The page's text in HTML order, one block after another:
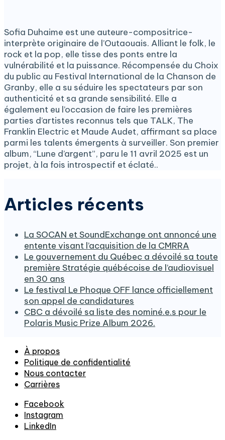
Sofia Duhaime est une auteure-compositrice-
interprète originaire de l’Outaouais. Alliant le folk, le
rock et la pop, elle tisse des ponts entre la
vulnérabilité et la puissance. Récompensée du Choix
du public au Festival International de la Chanson de
Granby, elle a su séduire les spectateurs par son
authenticité et sa grande sensibilité. Elle a
également eu l’occasion de faire les premières
parties d’artistes reconnus tels que TALK, The
Franklin Electric et Maude Audet, affirmant sa place
parmi les talents émergents à surveiller. Son premier
album, “Lune d’argent”, paru le 11 avril 2025 est un
projet, à la fois introspectif et éclaté..
Articles récents
La SOCAN et SoundExchange ont annoncé une
entente visant l’acquisition de la CMRRA
Le gouvernement du Québec a dévoilé sa toute
première Stratégie québécoise de l’audiovisuel
en 30 ans
Le festival Le Phoque OFF lance officiellement
son appel de candidatures
CBC a dévoilé sa liste des nominé.e.s pour le
Polaris Music Prize Album 2026.
À propos
Politique de confidentialité
Nous contacter
Carrières
Facebook
Instagram
LinkedIn